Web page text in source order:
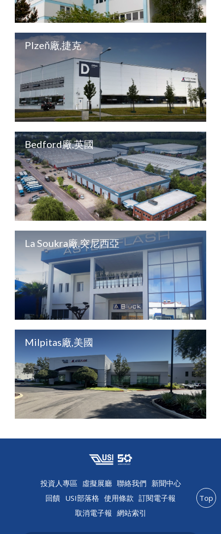
Plzeň廠,捷克
Bedford廠,英國
La Soukra廠,突尼西亞
Milpitas廠,美國
投資人專區 虛擬展廳 聯絡我們 新聞中心
回饋 USI部落格 使用條款 訂閱電子報
取消電子報 網站索引
Top